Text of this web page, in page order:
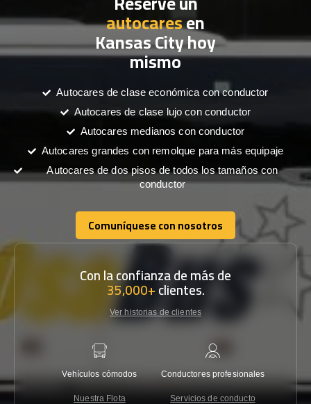
autocaresen
Kansas City hoy
mismo
Autocares de clase económica con conductor
Autocares de clase lujo con conductor
Autocares medianos con conductor
Autocares grandes con remolque para más equipaje
Autocares de dos pisos de todos los tamaños con
conductor
Comuníquese con nosotros
Comuníquese con nosotros
Con la confianza de más de
35,000+clientes.
Ver historias de clientes
Vehículos cómodos
Nuestra Flota
Conductores profesionales
Servicios de conducto